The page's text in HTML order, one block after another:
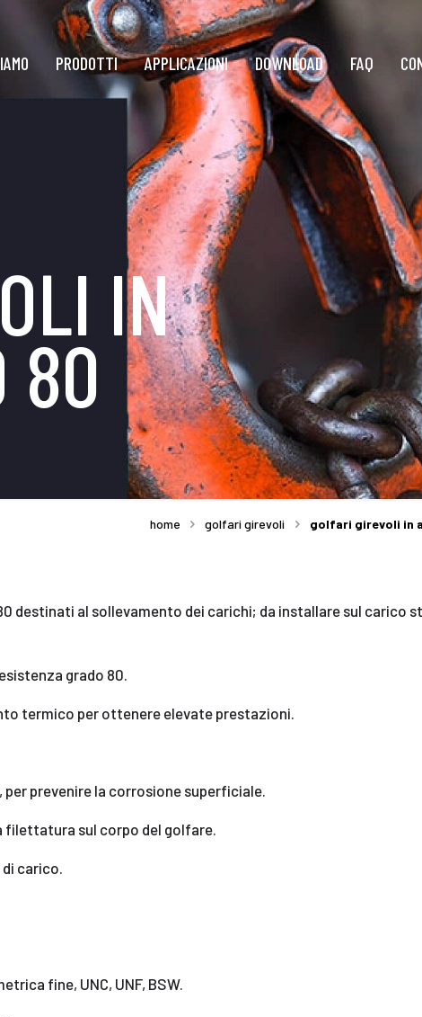
PRODOTTI APPLICAZIONI DOWNLOAD FAQ
IN
80
home golfari girevoli golfari girevoli in
destinati al sollevamento dei carichi; da installare sul carico
grado 80.
termico per ottenere elevate prestazioni.
prevenire la corrosione superficiale.
filettatura sul corpo del golfare.
carico.
fine, UNC, UNF, BSW.